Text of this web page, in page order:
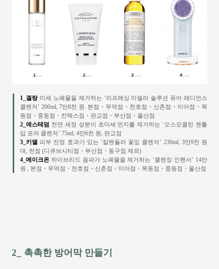
1_겔랑 미세 노폐물을 제거하는 ‘리프레싱 미셀라 솔루션 퓨어 래디언스
클렌저’ 200ml, 7만8천 원. 본점 ・무역점・천호점・신촌점・미아점・목
동점・중동점・킨텍스점・판교점・부산점・ 울산점
2_에스테덤 천연 세정 성분이 초미세 먼지를 제거하는 ‘오스모클린 젠틀
딥 포어 클렌저’ 75ml, 4만6천 원, 판교점
3_키엘 피부 진정 효과가 있는 ‘칼렌듈라 꽃잎 클렌저’ 230ml, 3만9천 원
대, 전점 (디큐브시티점 ・부산점・ 동구점 제외 )
4_메이크온 하이브리드 음파가 노폐물을 제거하는 ‘클렌징 인핸서’ 14만
원 , 본점 ・무역점・천호점・신촌점・미아점・목동점・중동점・울산점
2_ 촉촉한 방어막 만들기